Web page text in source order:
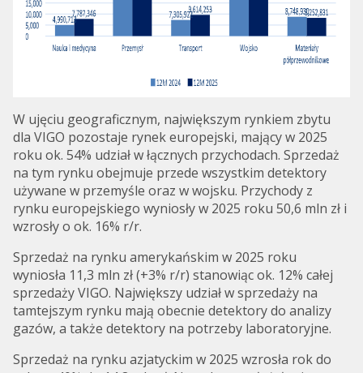
W ujęciu geograficznym, największym rynkiem zbytu
dla VIGO pozostaje rynek europejski, mający w 2025
roku ok. 54% udział w łącznych przychodach. Sprzedaż
na tym rynku obejmuje przede wszystkim detektory
używane w przemyśle oraz w wojsku. Przychody z
rynku europejskiego wyniosły w 2025 roku 50,6 mln zł i
wzrosły o ok. 16% r/r.
Sprzedaż na rynku amerykańskim w 2025 roku
wyniosła 11,3 mln zł (+3% r/r) stanowiąc ok. 12% całej
sprzedaży VIGO. Największy udział w sprzedaży na
tamtejszym rynku mają obecnie detektory do analizy
gazów, a także detektory na potrzeby laboratoryjne.
Sprzedaż na rynku azjatyckim w 2025 wzrosła rok do